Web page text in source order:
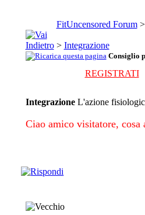
FitUncensored Forum >
> Integrazione
Consiglio
REGISTRATI
Integrazione L'azione
Ciao amico visitatore, cosa